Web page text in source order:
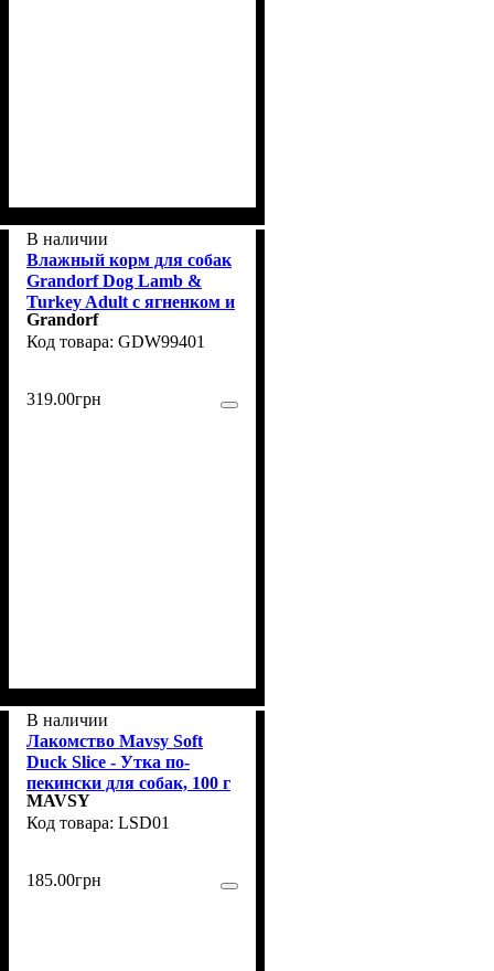
В наличии
Влажный корм для собак
Grandorf Dog Lamb &
Turkey Adult с ягненком и
индейкой, 400 г
Grandorf
GDW99401
319.00грн
В наличии
Лакомство Mavsy Soft
Duck Slice - Утка по-
пекински для собак, 100 г
MAVSY
LSD01
185.00грн